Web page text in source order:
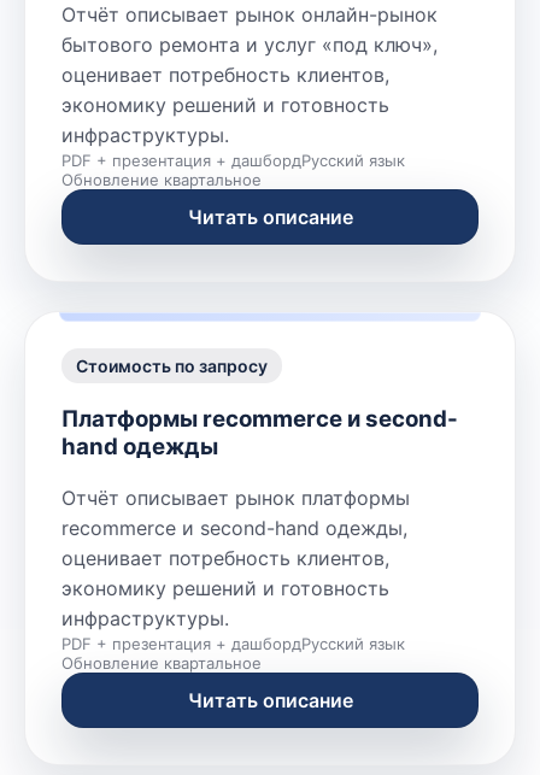
Отчёт описывает рынок онлайн-рынок
бытового ремонта и услуг «под ключ»,
оценивает потребность клиентов,
экономику решений и готовность
инфраструктуры.
PDF + презентация + дашбордРусский язык
Обновление квартальное
Читать описание
Стоимость по запросу
Платформы recommerce и second-
hand одежды
Отчёт описывает рынок платформы
recommerce и second-hand одежды,
оценивает потребность клиентов,
экономику решений и готовность
инфраструктуры.
PDF + презентация + дашбордРусский язык
Обновление квартальное
Читать описание